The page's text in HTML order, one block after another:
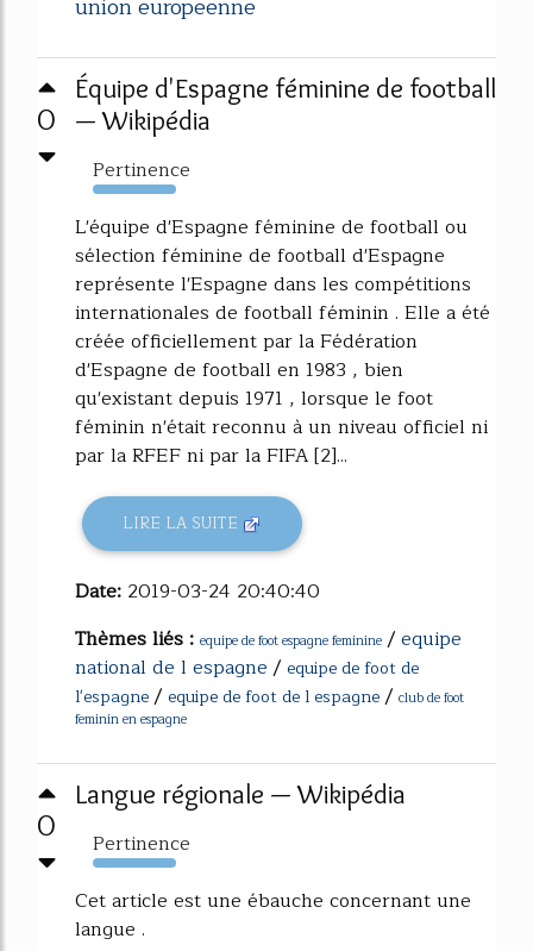
0
Équipe d'Espagne féminine de football
— Wikipédia
Pertinence
579%
L'équipe d'Espagne féminine de football ou
sélection féminine de football d'Espagne
représente l'Espagne dans les compétitions
internationales de football féminin . Elle a été
créée officiellement par la Fédération
d'Espagne de football en 1983 , bien
qu'existant depuis 1971 , lorsque le foot
féminin n'était reconnu à un niveau officiel ni
par la RFEF ni par la FIFA [2]...
LIRE LA SUITE
Date: 2019-03-24 20:40:40
Thèmes liés : equipe de foot espagne feminine /equipe
national de l espagne/ equipe de foot de
l'espagne/ equipe de foot de l espagne/ club de foot
feminin en espagne
0
Langue régionale — Wikipédia
Pertinence
454%
Cet article est une ébauche concernant une
langue .